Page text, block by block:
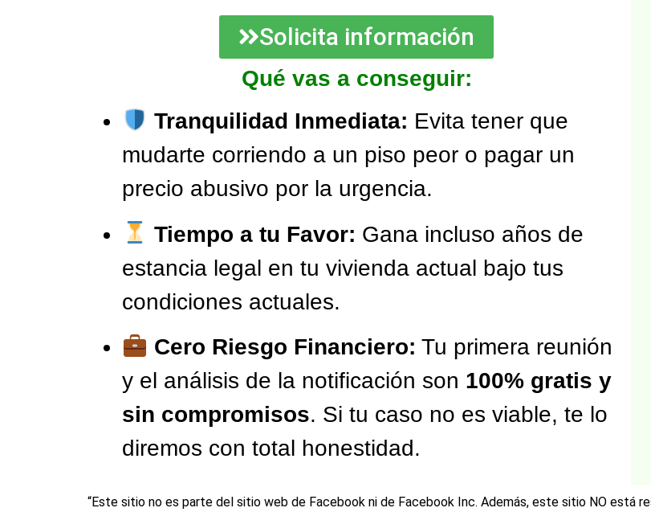
Solicita información
Qué vas a conseguir:
Tranquilidad Inmediata: Evita tener que
mudarte corriendo a un piso peor o pagar un
precio abusivo por la urgencia.
Tiempo a tu Favor: Gana incluso años de
estancia legal en tu vivienda actual bajo tus
condiciones actuales.
Cero Riesgo Financiero: Tu primera reunión
y el análisis de la notificación son 100% gratis y
sin compromisos. Si tu caso no es viable, te lo
diremos con total honestidad.
“Este sitio no es parte del sitio web de Facebook ni de Facebook Inc. Además, este sitio NO está